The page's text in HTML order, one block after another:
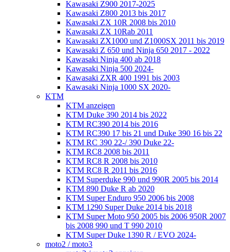
Kawasaki Z900 2017-2025
Kawasaki Z800 2013 bis 2017
Kawasaki ZX 10R 2008 bis 2010
Kawasaki ZX 10Rab 2011
Kawasaki ZX1000 und Z1000SX 2011 bis 2019
Kawasaki Z 650 und Ninja 650 2017 - 2022
Kawasaki Ninja 400 ab 2018
Kawasaki Ninja 500 2024-
Kawasaki ZXR 400 1991 bis 2003
Kawasaki Ninja 1000 SX 2020-
KTM
KTM anzeigen
KTM Duke 390 2014 bis 2022
KTM RC390 2014 bis 2016
KTM RC390 17 bis 21 und Duke 390 16 bis 22
KTM RC 390 22-/ 390 Duke 22-
KTM RC8 2008 bis 2011
KTM RC8 R 2008 bis 2010
KTM RC8 R 2011 bis 2016
KTM Superduke 990 und 990R 2005 bis 2014
KTM 890 Duke R ab 2020
KTM Super Enduro 950 2006 bis 2008
KTM 1290 Super Duke 2014 bis 2018
KTM Super Moto 950 2005 bis 2006 950R 2007
bis 2008 990 und T 990 2010
KTM Super Duke 1390 R / EVO 2024-
moto2 / moto3